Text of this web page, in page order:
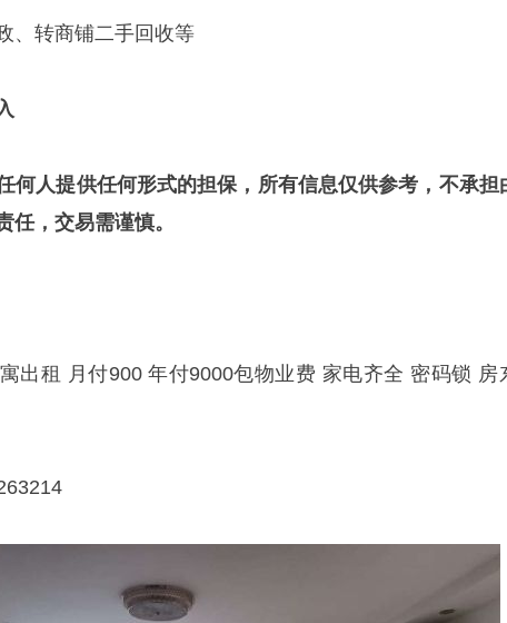
、转商铺二手回收等
何人提供任何形式的担保，所有信息仅供参考，不承担
任，交易需谨慎。
出租 月付900 年付9000包物业费 家电齐全 密码锁 房